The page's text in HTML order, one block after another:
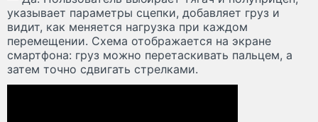
указывает параметры сцепки, добавляет груз и
видит, как меняется нагрузка при каждом
перемещении. Схема отображается на экране
смартфона: груз можно перетаскивать пальцем, а
затем точно сдвигать стрелками.